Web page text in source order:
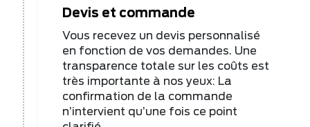
Devis et commande
Vous recevez un devis personnalisé
en fonction de vos demandes. Une
transparence totale sur les coûts est
très importante à nos yeux: La
confirmation de la commande
n’intervient qu’une fois ce point